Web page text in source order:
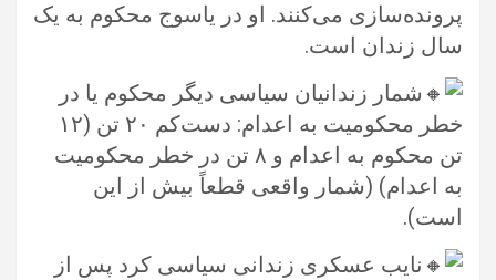
پرونده‌سازی می‌کنند. او در یاسوج محکوم به یک
سال زندان است. ‏
شمار زندانیان سیاسی دیگر محکوم یا در
خطر محکومیت به اعدام: دست‌کم ۲۰ تن (۱۲
تن محکوم به اعدام و ۸ تن در خطر محکومیت
‏به اعدام) (شمار واقعی قطعاً بیش از این
است). ‏
نایب عسکری زندانی سیاسی كرد پس از